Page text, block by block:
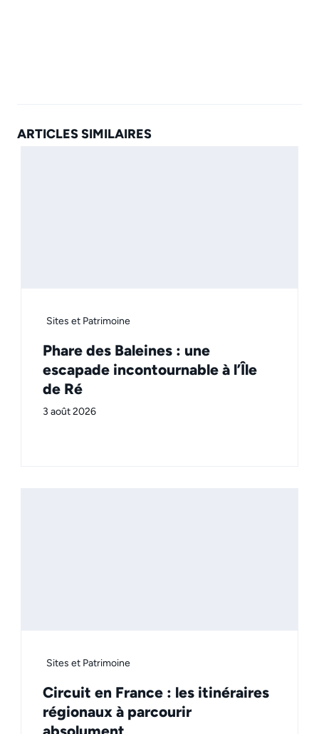
ARTICLES SIMILAIRES
Sites et Patrimoine
Phare des Baleines : une
escapade incontournable à l’Île
de Ré
3 août 2026
Sites et Patrimoine
Circuit en France : les itinéraires
régionaux à parcourir